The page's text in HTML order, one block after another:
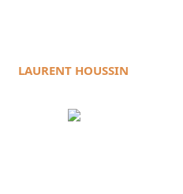
LAURENT HOUSSIN